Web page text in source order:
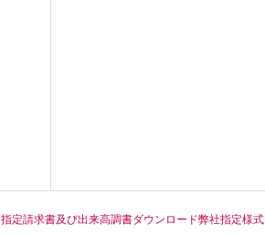
指定請求書及び出来高調書ダウンロード弊社指定様式